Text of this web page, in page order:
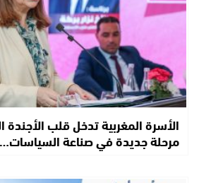
الأسرة المغربية تدخل قلب
مرحلة جديدة في صناعة السياسات…